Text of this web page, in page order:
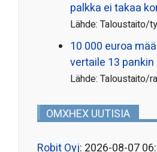
palkka ei takaa
Lähde: Taloustaito/
10 000 euroa
vertaile 13
Lähde: Taloustaito/
OMXHEX UUTISIA
Robit Oyj: 2026-08-07